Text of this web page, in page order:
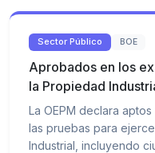
Sector Público BOE
Aprobados en los
la Propiedad
La OEPM declara
las pruebas para
Industrial, incluyendo